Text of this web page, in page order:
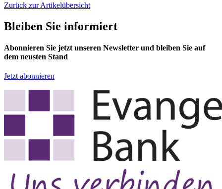
Zurück zur Artikelübersicht
Bleiben Sie informiert
Abonnieren Sie jetzt unseren Newsletter und bleiben Sie auf
dem neusten Stand
Jetzt abonnieren